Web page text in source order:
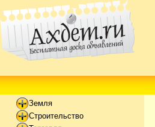
Земля
Строительство